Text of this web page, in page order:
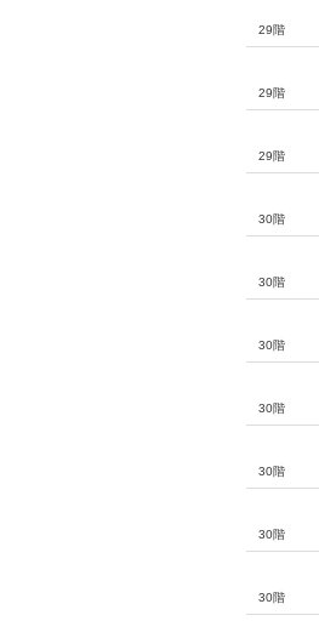
29階
29階
29階
30階
30階
30階
30階
30階
30階
30階